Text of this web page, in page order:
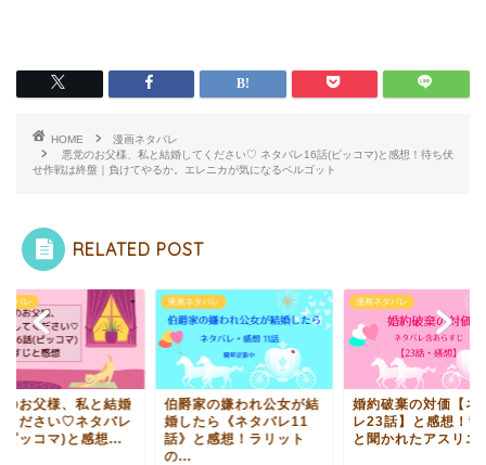
HOME
漫画ネタバレ
悪党のお父様、私と結婚してください♡ ネタバレ16話(ピッコマ)と感想！待ち伏
せ作戦は終盤｜負けてやるか。エレニカが気になるベルゴット
RELATED POST
タバレ
のお父様、私と結婚
ください♡ネタバレ
ピッコマ)と感想...
漫画ネタバレ
伯爵家の嫌われ公女が結
婚したら《ネタバレ11
話》と感想！ラリット
の...
漫画ネタバレ
婚約破棄の対価【ネ
レ23話】と感想！警
と聞かれたアスリエ